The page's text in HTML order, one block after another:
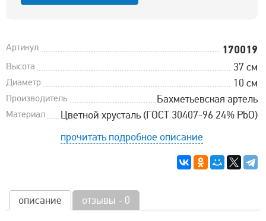
Артикул 170019
Высота 37 см
Диаметр 10 см
Производитель Бахметьевская артель
Материал
Цветной хрусталь (ГОСТ 30407-96 24% PbO)
прочитать подробное описание
описание отзывы - 0